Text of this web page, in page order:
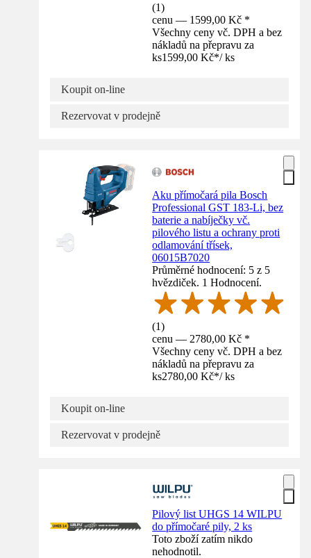
(1)
cenu — 1599,00 Kč *
Všechny ceny vč. DPH a bez
nákladů na přepravu za
ks1599,00 Kč*/ ks
Koupit on-line
Rezervovat v prodejně
Aku přímočará pila Bosch
Professional GST 183-Li, bez
baterie a nabíječky vč.
pilového listu a ochrany proti
odlamování třísek,
06015B7020
Průměrné hodnocení: 5 z 5
hvězdiček. 1 Hodnocení.
(1)
cenu — 2780,00 Kč *
Všechny ceny vč. DPH a bez
nákladů na přepravu za
ks2780,00 Kč*/ ks
Koupit on-line
Rezervovat v prodejně
Pilový list UHGS 14 WILPU
do přímočaré pily, 2 ks
Toto zboží zatím nikdo
nehodnotil.